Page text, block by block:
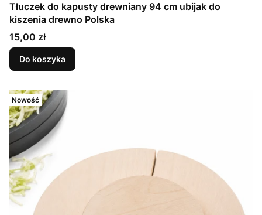
Tłuczek do kapusty drewniany 94 cm ubijak do
kiszenia drewno Polska
Cena
15,00 zł
Do koszyka
Nowość